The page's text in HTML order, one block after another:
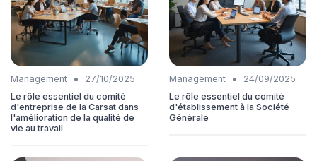
Management •
27/10/2025
Le rôle essentiel du comité
d'entreprise de la Carsat dans
l'amélioration de la qualité de
vie au travail
Management •
24/09/2025
Le rôle essentiel du comité
d'établissement à la Société
Générale